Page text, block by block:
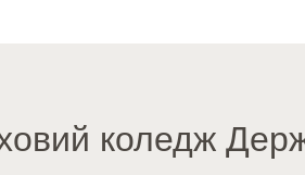
коледж